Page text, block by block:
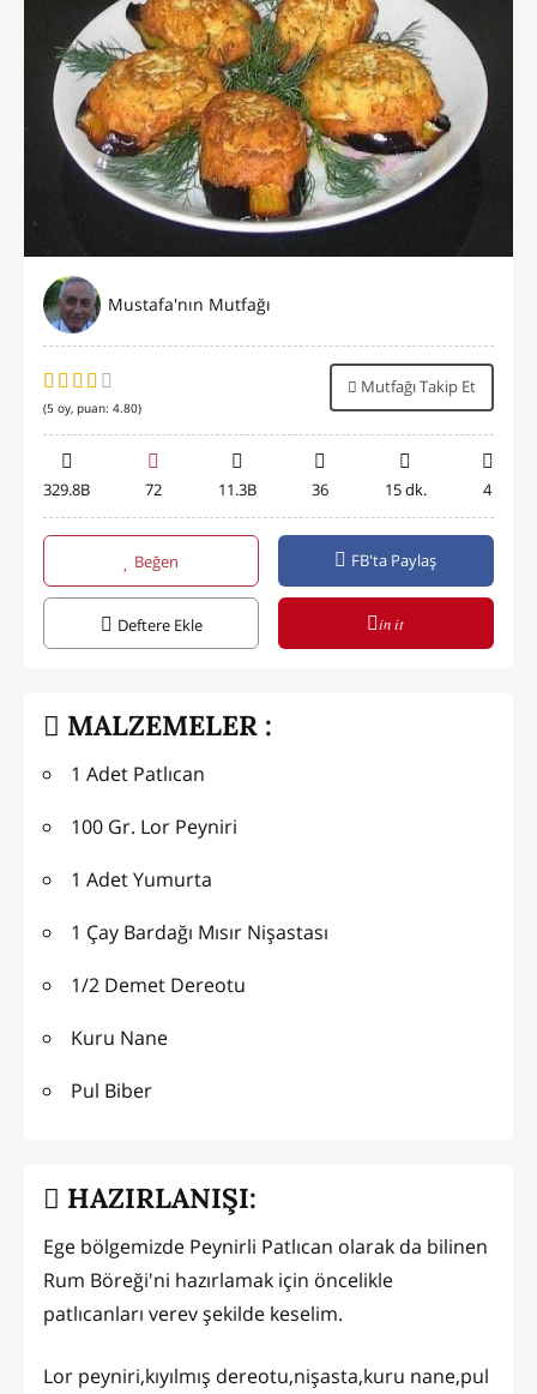
Mustafa'nın Mutfağı
(5 oy, puan: 4.80)
Mutfağı Takip Et
329.8B 72 11.3B 36 15 dk. 4
Beğen FB'ta Paylaş
Deftere Ekle in it
MALZEMELER :
1 Adet Patlıcan
100 Gr. Lor Peyniri
1 Adet Yumurta
1 Çay Bardağı Mısır Nişastası
1/2 Demet Dereotu
Kuru Nane
Pul Biber
HAZIRLANIŞI:
Ege bölgemizde Peynirli Patlıcan olarak da bilinen
Rum Böreği'ni hazırlamak için öncelikle
patlıcanları verev şekilde keselim.
Lor peyniri,kıyılmış dereotu,nişasta,kuru nane,pul